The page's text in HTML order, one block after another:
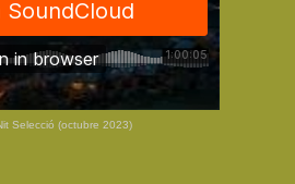
Selecció (octubre 2023)